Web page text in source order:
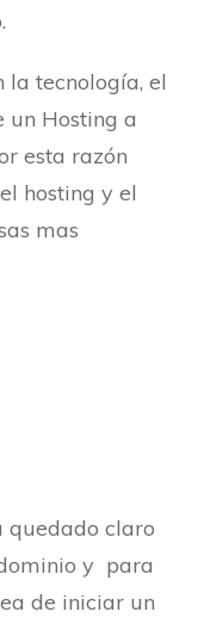
la tecnología, el
un Hosting a
esta razón
hosting y el
mas
quedado claro
y para
de iniciar un